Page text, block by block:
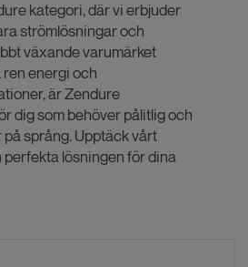
kategori, där vi erbjuder
strömlösningar och
växande varumärket
energi och
är Zendure
dig som behöver pålitlig och
språng. Upptäck vårt
lösningen för dina